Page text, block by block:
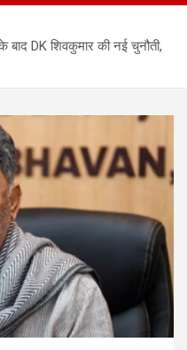
DK शिवकुमार की नई चुनौती,